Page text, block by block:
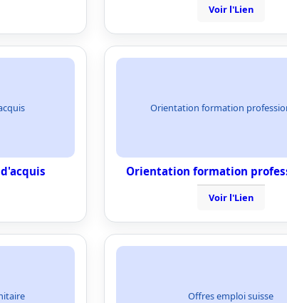
Voir l'Lien
Orientation formation
Orientation formation
Voir l'Lien
Offres emploi suisse